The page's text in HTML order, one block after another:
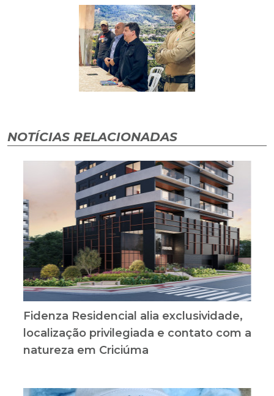
NOTÍCIAS RELACIONADAS
Fidenza Residencial alia exclusividade,
localização privilegiada e contato com a
natureza em Criciúma